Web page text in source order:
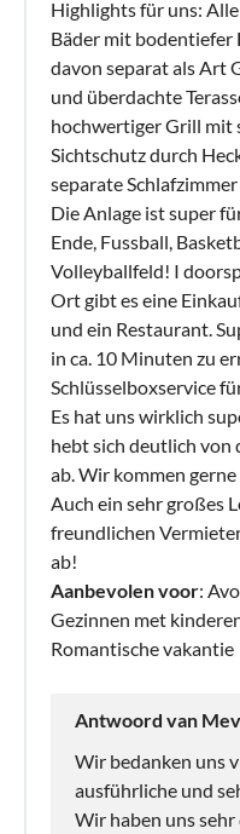
Highlights für uns:
Bäder mit bodentiefer
davon separat als Art
und überdachte
hochwertiger Grill mit
Sichtschutz durch
separate
Die Anlage ist super
Ende, Fussball,
Volleyballfeld! I
Ort gibt es eine
und ein Restaurant.
in ca. 10 Minuten zu
Schlüsselboxservice
Es hat uns wirklich
hebt sich deutlich von
ab. Wir kommen
Auch ein sehr großes
freundlichen
ab!
Aanbevolen voor:
Gezinnen met
Romantische vakantie
Antwoord van
Wir bedanken uns
ausführliche und
Wir haben uns